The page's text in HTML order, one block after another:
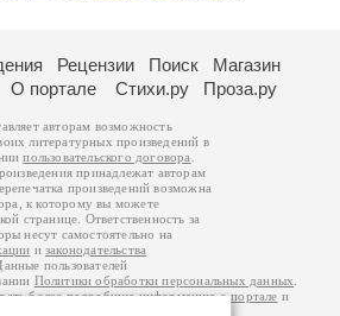
Рецензии Поиск
Магазин
О портале Стихи.ру Проза.ру
авторам возможность
литературных произведений в
пользовательского договора
принадлежат авторам
произведений возможна
к которому вы можете
странице. Ответственность за
несут самостоятельно на
изаконодательства
пользователей
Политики обработки персональных данных
более подробнуюинформацию о портале и